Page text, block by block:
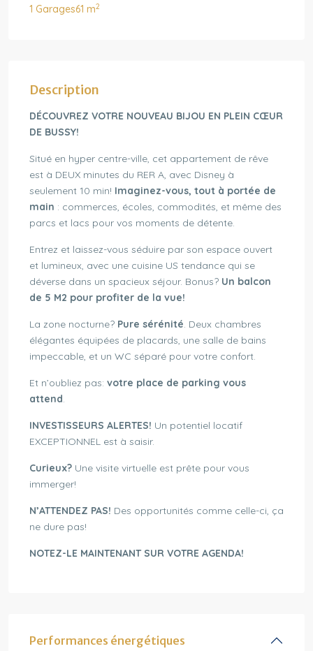
1 Garages61 m2
Description
DÉCOUVREZ VOTRE NOUVEAU BIJOU EN PLEIN CŒUR
DE BUSSY!
Situé en hyper centre-ville, cet appartement de rêve
est à DEUX minutes du RER A, avec Disney à
seulement 10 min! Imaginez-vous, tout à portée de
main : commerces, écoles, commodités, et même des
parcs et lacs pour vos moments de détente.
Entrez et laissez-vous séduire par son espace ouvert
et lumineux, avec une cuisine US tendance qui se
déverse dans un spacieux séjour. Bonus? Un balcon
de 5 M2 pour profiter de la vue!
La zone nocturne? Pure sérénité. Deux chambres
élégantes équipées de placards, une salle de bains
impeccable, et un WC séparé pour votre confort.
Et n’oubliez pas: votre place de parking vous
attend.
INVESTISSEURS ALERTES! Un potentiel locatif
EXCEPTIONNEL est à saisir.
Curieux? Une visite virtuelle est prête pour vous
immerger!
N’ATTENDEZ PAS! Des opportunités comme celle-ci, ça
ne dure pas!
NOTEZ-LE MAINTENANT SUR VOTRE AGENDA!
Performances énergétiques